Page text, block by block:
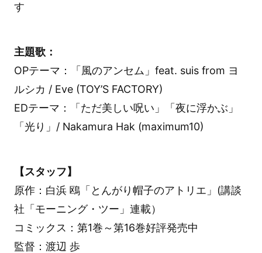
す
主題歌：
OPテーマ：「風のアンセム」feat. suis from ヨ
ルシカ / Eve (TOY’S FACTORY)
EDテーマ：「ただ美しい呪い」「夜に浮かぶ」
「光り」/ Nakamura Hak (maximum10)
【スタッフ】
原作：白浜 鴎「とんがり帽子のアトリエ」(講談
社「モーニング・ツー」連載）
コミックス：第1巻～第16巻好評発売中
監督：渡辺 歩